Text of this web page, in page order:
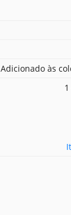
Adicionado às